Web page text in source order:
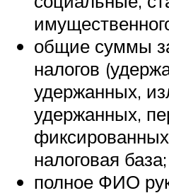
общие суммы
налогов
удержанных,
удержанных,
налоговая база;
полное ФИО